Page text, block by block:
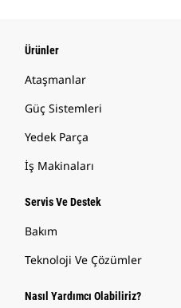
Ürünler
Ataşmanlar
Güç Sistemleri
Yedek Parça
İş Makinaları
Servis Ve Destek
Bakım
Teknoloji Ve Çözümler
Nasıl Yardımcı Olabiliriz?